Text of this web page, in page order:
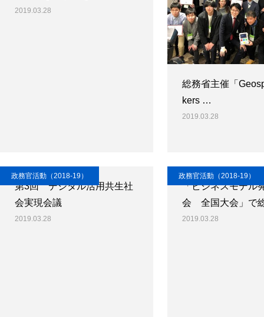
2019.03.28
総務省主催「
kers …
2019.03.28
政務官活動（2018-19）
第3回 デジタル活用共生社
会実現会議
2019.03.28
政務官活動（2018-19）
「ビジネスモデル
会 全国大会」で
2019.03.28